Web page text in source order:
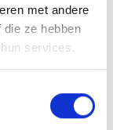
met andere
ze hebben
services.
de
verschillende